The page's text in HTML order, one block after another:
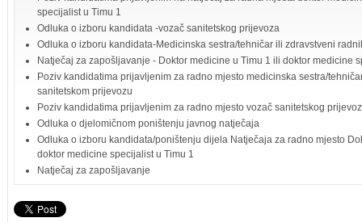
specijalist u Timu 1
Odluka o izboru kandidata -vozač sanitetskog prijevoza
Odluka o izboru kandidata-Medicinska sestra/tehničar ili zdravstveni
Natječaj za zapošljavanje - Doktor medicine u Timu 1 ili doktor medicine
Poziv kandidatima prijavljenim za radno mjesto medicinska sestra/
sanitetskom prijevozu
Poziv kandidatima prijavljenim za radno mjesto vozač sanitetskog
Odluka o djelomičnom poništenju javnog natječaja
Odluka o izboru kandidata/poništenju dijela Natječaja za radno mjesto
doktor medicine specijalist u Timu 1
Natječaj za zapošljavanje